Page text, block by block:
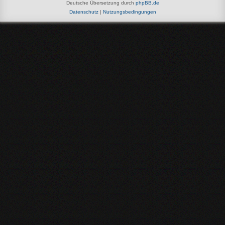
Deutsche Übersetzung durch phpBB.de
Datenschutz| Nutzungsbedingungen